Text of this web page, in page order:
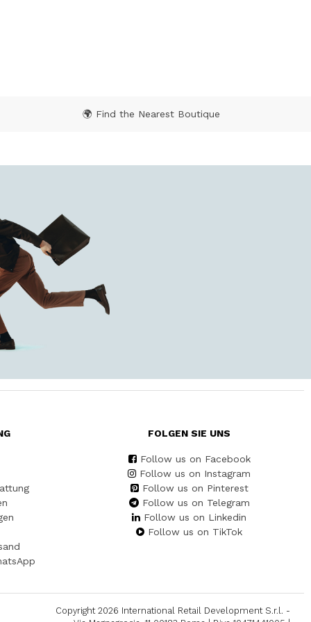
🌍 Find the Nearest Boutique
FOLGEN SIE UNS
Follow us on Facebook
Follow us on Instagram
Follow us on Pinterest
Follow us on Telegram
Follow us on Linkedin
Follow us on TikTok
Copyright 2026 International Retail Development S.r.l. -